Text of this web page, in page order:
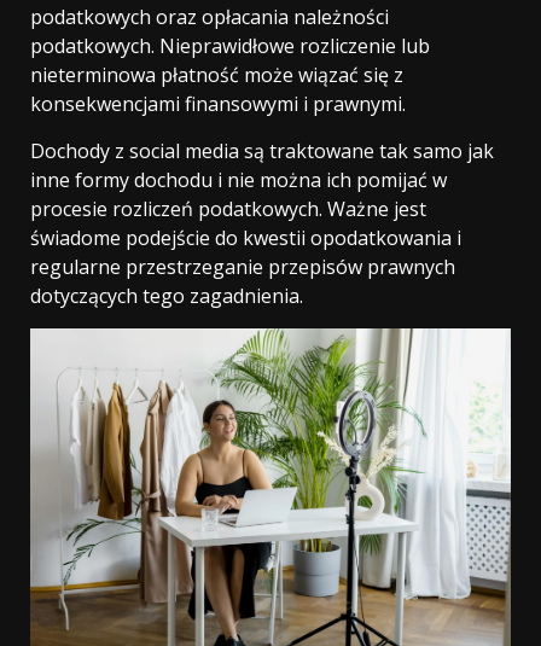
podatkowych oraz opłacania należności
podatkowych. Nieprawidłowe rozliczenie lub
nieterminowa płatność może wiązać się z
konsekwencjami finansowymi i prawnymi.
Dochody z social media są traktowane tak samo jak
inne formy dochodu i nie można ich pomijać w
procesie rozliczeń podatkowych. Ważne jest
świadome podejście do kwestii opodatkowania i
regularne przestrzeganie przepisów prawnych
dotyczących tego zagadnienia.